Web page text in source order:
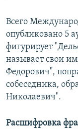
Всего
опубликовано 5
фигурирует
называет свои
Федорович",
собеседника,
Николаевич".
Расшифровка